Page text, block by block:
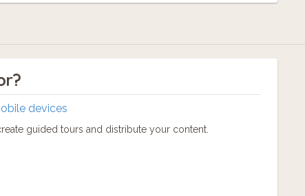
devices
guided tours and distribute your content.